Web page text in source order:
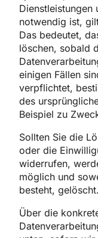
Dienstleistungen
notwendig ist,
Das bedeutet,
löschen, sobald
einigen Fällen
verpflichtet,
des
Beispiel zu
Sollten Sie die
oder die
widerrufen,
möglich und
besteht, gelöscht.
Über die